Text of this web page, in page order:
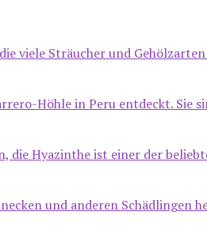
viele Sträucher und
Höhle in Peru entdeckt. Sie
Hyazinthe ist einer der
und anderen Schädlingen